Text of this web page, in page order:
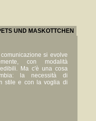
UND MASKOTTCHEN
comunicazione si evolve
con modalità
Ma c'è una cosa
la necessità di
stile e con la voglia di